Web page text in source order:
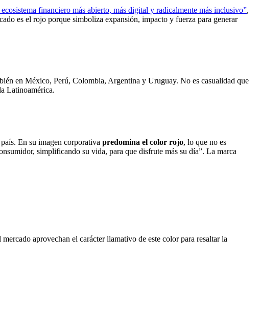
financiero más abierto, más digital y radicalmente más inclusivo”,
es el rojo porque simboliza expansión, impacto y fuerza para generar
en México, Perú, Colombia, Argentina y Uruguay. No es casualidad que
Latinoamérica.
En su imagen corporativa predomina el color rojo, lo que no es
simplificando su vida, para que disfrute más su día”. La marca
aprovechan el carácter llamativo de este color para resaltar la